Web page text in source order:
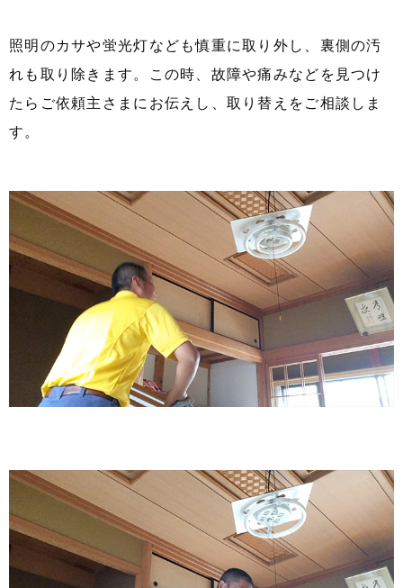
照明のカサや蛍光灯なども慎重に取り外し、裏側の汚
れも取り除きます。この時、故障や痛みなどを見つけ
たらご依頼主さまにお伝えし、取り替えをご相談しま
す。